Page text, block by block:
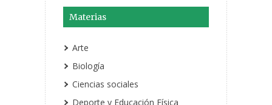
Materias
Arte
Biología
Ciencias sociales
Deporte y Educación Física